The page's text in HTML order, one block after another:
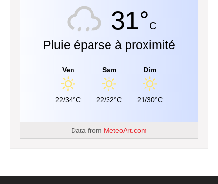
31°C
Pluie éparse à proximité
Ven
22/34°C
Sam
22/32°C
Dim
21/30°C
Data from MeteoArt.com